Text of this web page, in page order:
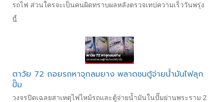
รถไฟ ส่วนใครจะเป็นคนผิดทราบผลหลังตรวจเทปความเร็ววันพรุ่ง
นี้
ตาวัย 72 ถอยรถหาจุกลมยาง พลาดชนตู้จ่ายน้ำมันไฟลุก
ปั๊ม
วงจรปิดเฉลยสาเหตุไฟไหม้รถและตู้จ่ายน้ำมันในปั๊มย่านพระราม 2